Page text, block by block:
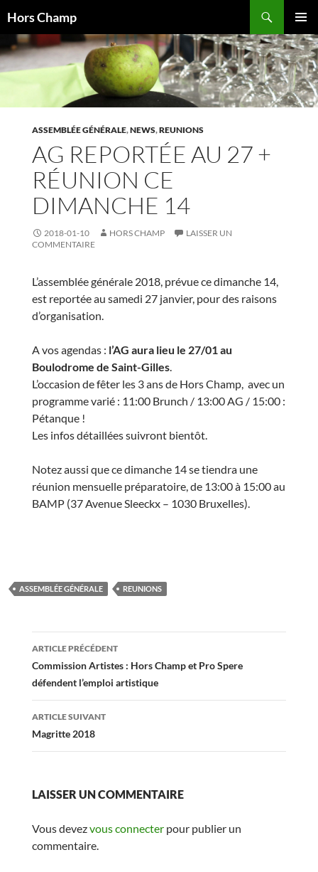
au
contenu
Hors Champ
MENU
ASSEMBLÉE GÉNÉRALE,NEWS,REUNIONS
AG REPORTÉE AU 27 +
RÉUNION CE
DIMANCHE 14
2018-01-10 HORS CHAMP
LAISSER UN
COMMENTAIRE
L’assemblée générale 2018, prévue ce dimanche 14,
est reportée au samedi 27 janvier, pour des raisons
d’organisation.
A vos agendas : l’AG aura lieu le 27/01 au
Boulodrome de Saint-Gilles.
L’occasion de fêter les 3 ans de Hors Champ, avec un
programme varié : 11:00 Brunch / 13:00 AG / 15:00 :
Pétanque !
Les infos détaillées suivront bientôt.
Notez aussi que ce dimanche 14 se tiendra une
réunion mensuelle préparatoire, de 13:00 à 15:00 au
BAMP (37 Avenue Sleeckx – 1030 Bruxelles).
ASSEMBLÉE GÉNÉRALE REUNIONS
Navigation
des
articles
ARTICLE PRÉCÉDENT
Commission Artistes : Hors Champ et Pro Spere
défendent l’emploi artistique
ARTICLE SUIVANT
Magritte 2018
LAISSER UN COMMENTAIRE
Vous devezvous connecterpour publier un
commentaire.